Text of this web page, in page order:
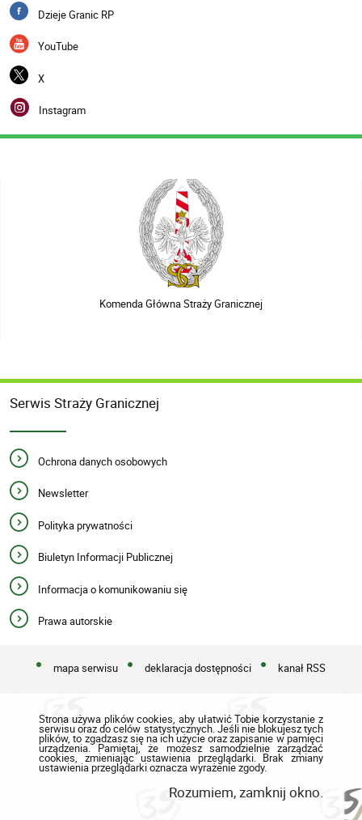
Dzieje Granic RP
YouTube
X
Instagram
Komenda Główna Straży Granicznej
Serwis Straży Granicznej
Ochrona danych osobowych
Newsletter
Polityka prywatności
Biuletyn Informacji Publicznej
Informacja o komunikowaniu się
Prawa autorskie
mapa serwisu deklaracja dostępności kanał RSS
Strona używa plików cookies, aby ułatwić Tobie korzystanie z
serwisu oraz do celów statystycznych. Jeśli nie blokujesz tych
plików, to zgadzasz się na ich użycie oraz zapisanie w pamięci
urządzenia. Pamiętaj, że możesz samodzielnie zarządzać
cookies, zmieniając ustawienia przeglądarki. Brak zmiany
ustawienia przeglądarki oznacza wyrażenie zgody.
Rozumiem, zamknij okno.